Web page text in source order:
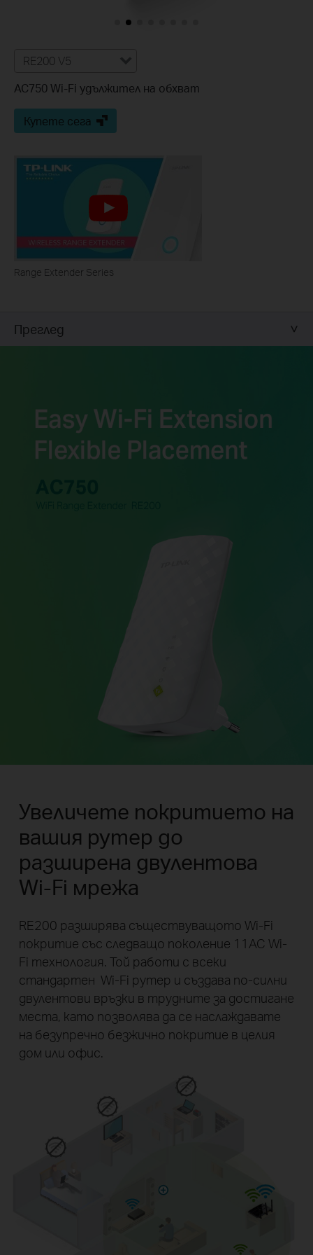
RE200 V5
AC750 Wi-Fi удължител на обхват
Купете сега
Range Extender Series
Преглед
Увеличете покритието на
вашия рутер до
разширена двулентова
Wi-Fi мрежа
RE200 разширява съществуващото Wi-Fi
покритие със следващо поколение 11AC Wi-
Fi технология. Той работи с всеки
стандартен Wi-Fi рутер и създава по-силни
двулентови връзки в трудните за достигане
места, като позволява да се наслаждавате
на безупречно безжично покритие в целия
дом или офис.